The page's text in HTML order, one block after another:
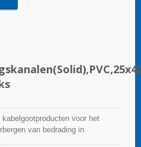
kabelgootproducten voor het
van bedrading in